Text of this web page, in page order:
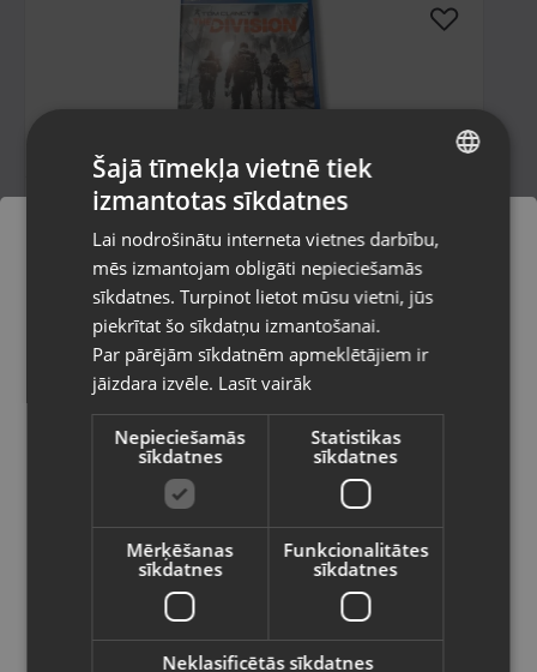
Sony PlayStation 4 Tom Clancy's The
Division
Rīga, Ulbrokas iela 10
Stāvoklis Lietots (Garantija 6 mēneši)
7.00€
Sony PlayStation 4 Destiny The Taken
Pasūtījumi tiks piegādāti uz
izvēlēto valsti
Vietnes saturs būs attēlots izvēlētajā
valodā
Valsts
Latviešu / Latvian
RUSSIAN
Šajā tīmekļa vietnē tiek
izmantotas sīkdatnes
Lai nodrošinātu interneta vietnes darbību,
mēs izmantojam obligāti nepieciešamās
sīkdatnes. Turpinot lietot mūsu vietni, jūs
piekrītat šo sīkdatņu izmantošanai.
Par pārējām sīkdatnēm apmeklētājiem ir
jāizdara izvēle. Lasīt vairāk
Nepieciešamās
sīkdatnes
Statistikas
sīkdatnes
Mērķēšanas
sīkdatnes
Funkcionalitātes
sīkdatnes
Neklasificētās sīkdatnes